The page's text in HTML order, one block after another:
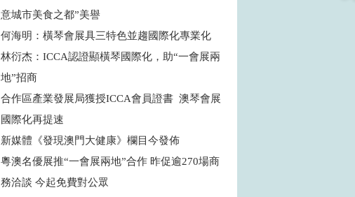
意城市美食之都”美譽
何海明：橫琴會展具三特色並趨國際化專業化
林衍杰：ICCA認證顯橫琴國際化，助“一會展兩
地”招商
合作區產業發展局獲授ICCA會員證書 澳琴會展
國際化再提速
新媒體《發現澳門大健康》欄目今發佈
粵澳名優展推“一會展兩地”合作 昨促逾270場商
務洽談 今起免費對公眾